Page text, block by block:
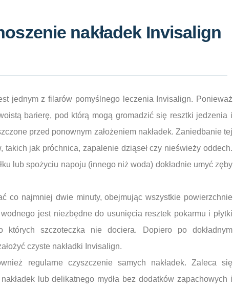
nakładek Invisalign
jednym z filarów pomyślnego leczenia Invisalign. Ponieważ
barierę, pod którą mogą gromadzić się resztki jedzenia i
przed ponownym założeniem nakładek. Zaniedbanie tej
jak próchnica, zapalenie dziąseł czy nieświeży oddech.
lub spożyciu napoju (innego niż woda) dokładnie umyć zęby
co najmniej dwie minuty, obejmując wszystkie powierzchnie
jest niezbędne do usunięcia resztek pokarmu i płytki
których szczoteczka nie dociera. Dopiero po dokładnym
czyste nakładki Invisalign.
regularne czyszczenie samych nakładek. Zaleca się
lub delikatnego mydła bez dodatków zapachowych i